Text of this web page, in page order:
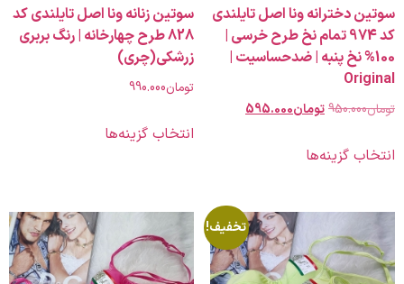
دخترانه ونا اصل تایلندی
کد 974 تمام نخ طرح خرسی |
نخ پنبه | ضدحساسیت |
تومان595.000
گزینه‌ها
سوتین زنانه ونا اصل تایلندی کد
828 طرح چهارخانه | رنگ بربری
زرشکی(چری)
990.000
انتخاب گزینه‌ها
تخفیف!